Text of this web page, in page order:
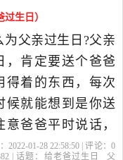
亲的爱与关怀。 一
鞋。实用是父亲最
礼物，父亲为了子
了一辈子，什么好
生
生日）
为父亲过生日?父亲
，肯定要送个爸爸
得着的东西，每次
候就能想到是你送
意爸爸平时说话，
东西的！ 礼物之
2022-01-28 22:58:50 | 评论： 0
| 话题： 给老爸过生日
父